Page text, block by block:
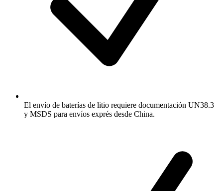
El envío de baterías de litio requiere documentación UN38.3
y MSDS para envíos exprés desde China.